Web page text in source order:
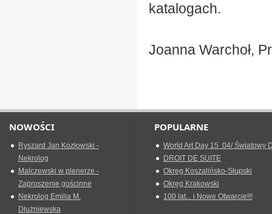
katalogach.
Joanna Warchoł,
NOWOŚCI
Ryszard Jan Kozłowski -
Nekrolog
Malczewski w plenerze -
Zaproszenie gościnne
Nekrolog Emilia M.
Dłużniewska
POPULARNE
World Art Day 15 .04/ Światowy
DROIT DE SUITE
Okreg Koszalińsko-Słupski
Okręg Krakowski
100 lat... i Nowe Otwarcie!!!